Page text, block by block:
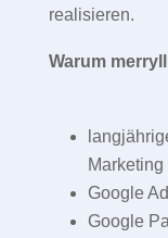
realisieren.
Warum
Marketing
Google
Google